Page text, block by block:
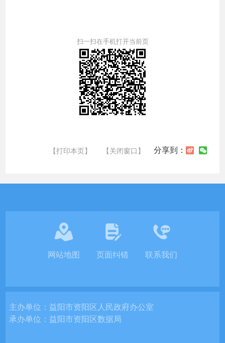
扫一扫在手机打开当前页
【打印本页】 【关闭窗口】 分享到：
网站地图 页面纠错 联系我们
主办单位：益阳市资阳区人民政府办公室
承办单位：益阳市资阳区数据局